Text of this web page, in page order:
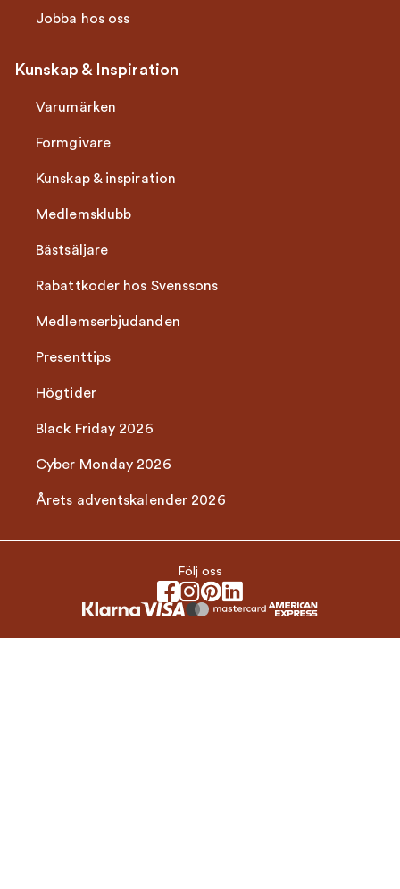
Jobba hos oss
Kunskap & Inspiration
Varumärken
Formgivare
Kunskap & inspiration
Medlemsklubb
Bästsäljare
Rabattkoder hos Svenssons
Medlemserbjudanden
Presenttips
Högtider
Black Friday 2026
Cyber Monday 2026
Årets adventskalender 2026
Följ oss